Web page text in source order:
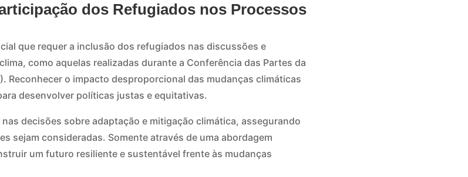
dos Refugiados nos Processos
que requer a inclusão dos refugiados nas discussões e
como aquelas realizadas durante a Conferência das Partes da
Reconhecer o impacto desproporcional das mudanças climáticas
desenvolver políticas justas e equitativas.
decisões sobre adaptação e mitigação climática, assegurando
sejam consideradas. Somente através de uma abordagem
um futuro resiliente e sustentável frente às mudanças